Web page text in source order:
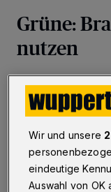
Grüne:
nutzen
Wuppertal·In
genannte
Hektar (360.000
Ausschuss für
beantwortet hat.
Gewerbe,
Wir und unsere
eindeutige
Auswahl von